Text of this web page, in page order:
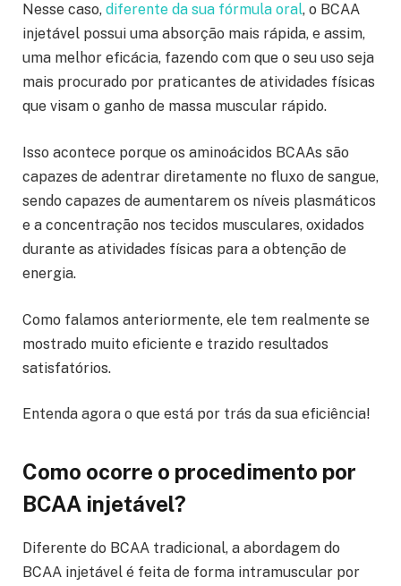
Nesse caso, diferente da sua fórmula oral, o BCAA
injetável possui uma absorção mais rápida, e assim,
uma melhor eficácia, fazendo com que o seu uso seja
mais procurado por praticantes de atividades físicas
que visam o ganho de massa muscular rápido.
Isso acontece porque os aminoácidos BCAAs são
capazes de adentrar diretamente no fluxo de sangue,
sendo capazes de aumentarem os níveis plasmáticos
e a concentração nos tecidos musculares, oxidados
durante as atividades físicas para a obtenção de
energia.
Como falamos anteriormente, ele tem realmente se
mostrado muito eficiente e trazido resultados
satisfatórios.
Entenda agora o que está por trás da sua eficiência!
Como ocorre o procedimento por
BCAA injetável?
Diferente do BCAA tradicional, a abordagem do
BCAA injetável é feita de forma intramuscular por